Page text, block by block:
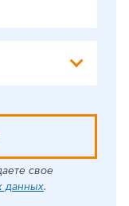
свое
данных.